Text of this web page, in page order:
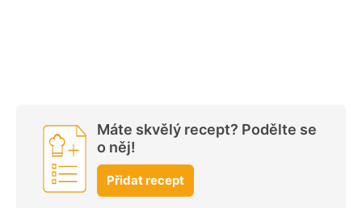
Máte skvělý recept? Podělte se
o něj!
Přidat recept